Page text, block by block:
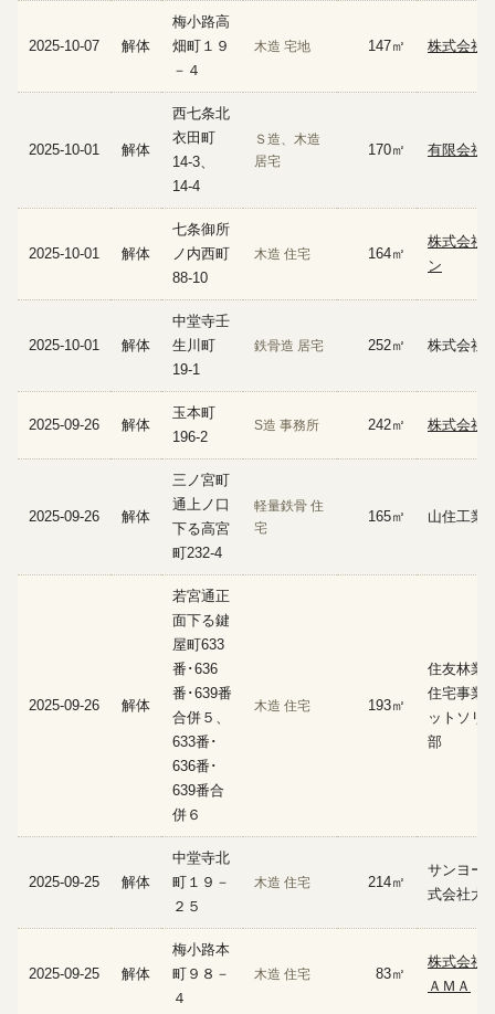
2025-10-07 解体
梅小路高
畑町１９
－４
木造 宅地 147㎡ 株式会社
2025-10-01 解体
西七条北
衣田町
14-3、
14-4
Ｓ造、木造
居宅
170㎡ 有限会社
2025-10-01 解体
七条御所
ノ内西町
88-10
木造 住宅 164㎡
株式会社
ン
2025-10-01 解体
中堂寺壬
生川町
19-1
鉄骨造 居宅 252㎡ 株式会社
2025-09-26 解体
玉本町
196-2
S造 事務所 242㎡ 株式会社
2025-09-26 解体
三ノ宮町
通上ノ口
下る高宮
町232-4
軽量鉄骨 住
宅
165㎡ 山住工業
2025-09-26 解体
若宮通正
面下る鍵
屋町633
番･636
番･639番
合併５、
633番･
636番･
639番合
併６
木造 住宅 193㎡
住友林業
住宅事業
ットソリ
部
2025-09-25 解体
中堂寺北
町１９－
２５
木造 住宅 214㎡
サンヨー
式会社大
2025-09-25 解体
梅小路本
町９８－
４
木造 住宅 83㎡
株式会社
ＡＭＡ